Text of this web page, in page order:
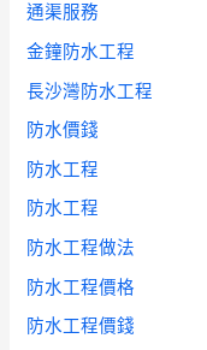
通渠服務
金鐘防水工程
長沙灣防水工程
防水價錢
防水工程
防水工程
防水工程做法
防水工程價格
防水工程價錢